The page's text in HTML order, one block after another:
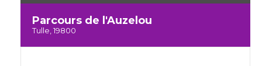
Parcours de l'Auzelou
Tulle, 19800